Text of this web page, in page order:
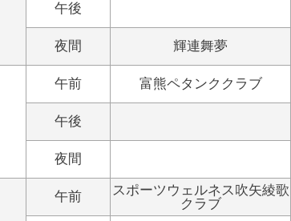
午後
夜間 輝連舞夢
午前 富熊ペタンククラブ
午後
夜間
午前
スポーツウェルネス吹矢綾歌
クラブ